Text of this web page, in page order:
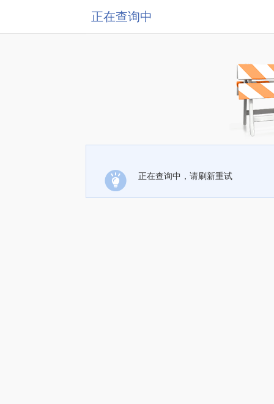
正在查询中
正在查询中，请刷新重试